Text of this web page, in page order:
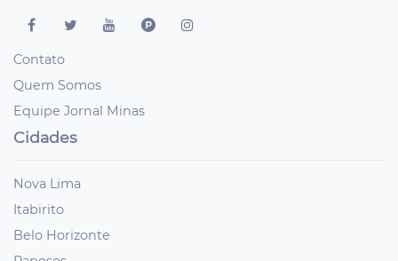
Contato
Quem Somos
Equipe Jornal Minas
Cidades
Nova Lima
Itabirito
Belo Horizonte